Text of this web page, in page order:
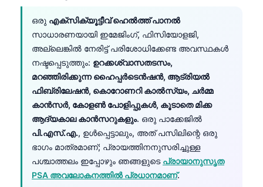
ഒരു എക്സിക്യൂട്ടീവ് ഹെൽത്ത് പാനൽ
സാധാരണയായി ഇമേജിംഗ്, ഫിസിയോളജി,
അല്ലെങ്കിൽ നേരിട്ട് പരിശോധിക്കേണ്ട അവസ്ഥകൾ
നഷ്ടപ്പെടുത്തും: ഉറക്കശ്വാസതടസം,
മറഞ്ഞിരിക്കുന്ന ഹൈപ്പർടെൻഷൻ, ആട്രിയൽ
ഫിബ്രിലേഷൻ, കൊറോണറി കാൽസ്യം, ചർമ്മ
കാൻസർ, കോളൺ പോളിപ്പുകൾ, കൂടാതെ മിക്ക
ആദ്യകാല കാൻസറുകളും. ഒരു പാക്കേജിൽ
പി.എസ്.എ., ഉൾപ്പെട്ടാലും, അത് പസിലിന്റെ ഒരു
ഭാഗം മാത്രമാണ്; പ്രായത്തിനനുസരിച്ചുള്ള
പശ്ചാത്തലം ഇപ്പോഴും ഞങ്ങളുടെ പ്രായാനുസൃത
PSA അവലോകനത്തിൽ പ്രധാനമാണ്.
አማርኛ
Українська
O‘zbekcha
Català
Қазақ тілі
Suomi
Hrvatski
Slovenčina
كوردی‎